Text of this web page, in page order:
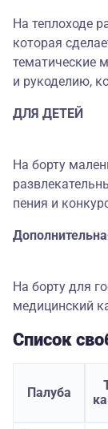
На теплоходе
которая
тематические
и рукоделию,
ДЛЯ ДЕТЕЙ
На борту
пения и
На борту для
медицинский
Список
Палуба